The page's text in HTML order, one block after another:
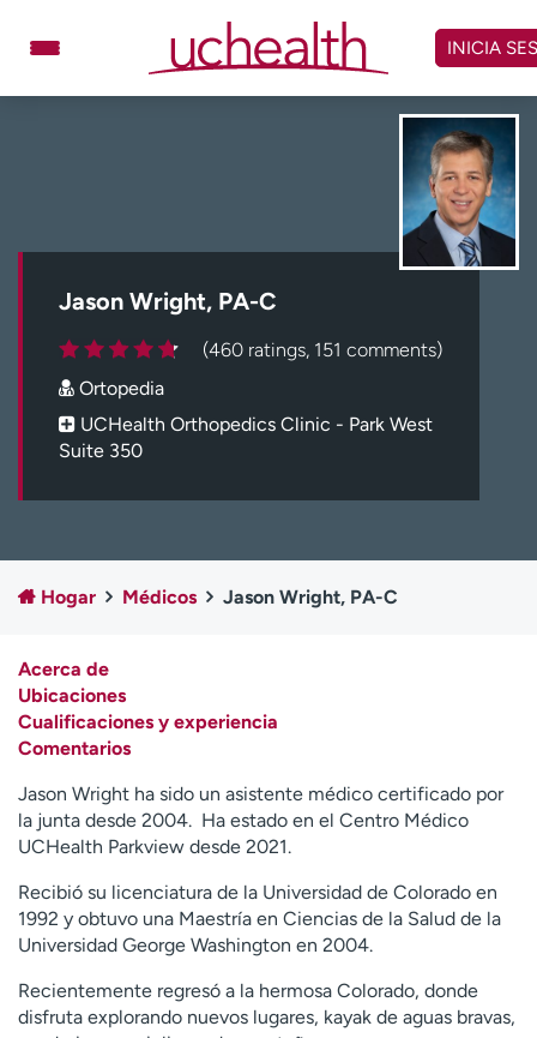
contenido
Programar cita
Facturación y precios
Carreras
Inicie sesión en My Health Connection
Acerca de UCHealth
Clases y eventos
Empleados
Profesionales
Contáctenos
A
ú
d
a
m
e
a
n
c
INICIA
Jason Wright, PA-C
(460 ratings, 151 comments)
Ortopedia
UCHealth Orthopedics Clinic - Park West
Suite 350
Hogar Médicos Jason Wright, PA-C
Acerca de
Ubicaciones
Cualificaciones y experiencia
Comentarios
Jason Wright ha sido un asistente médico certificado por
la junta desde 2004. Ha estado en el Centro Médico
UCHealth Parkview desde 2021.
Recibió su licenciatura de la Universidad de Colorado en
1992 y obtuvo una Maestría en Ciencias de la Salud de la
Universidad George Washington en 2004.
Recientemente regresó a la hermosa Colorado, donde
disfruta explorando nuevos lugares, kayak de aguas bravas,